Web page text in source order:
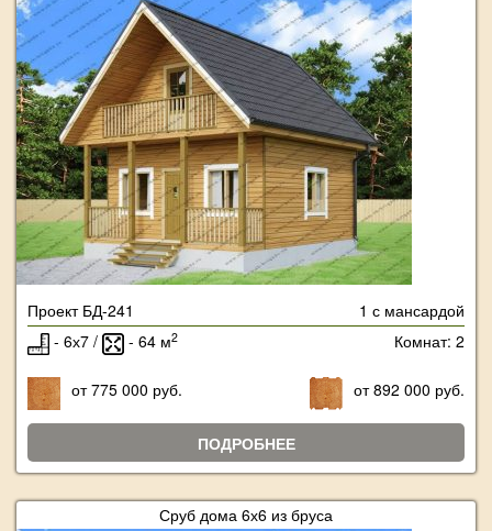
Проект БД-241
1 с мансардой
- 6х7 /
- 64 м2 Комнат: 2
от 775 000 руб. от 892 000 руб.
ПОДРОБНЕЕ
Сруб дома 6х6 из бруса